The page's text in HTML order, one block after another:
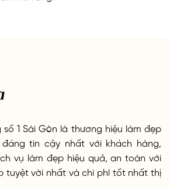
số 1 Sài Gòn là thương hiệu làm đẹp
tin cậy nhất với khách hàng,
vụ làm đẹp hiệu quả, an toàn với
tuyệt vời nhất và chi phí tốt nhất thị